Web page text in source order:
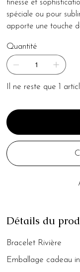
finesse et
spéciale ou pour
apporte une touche
Quantité
Il ne reste que 1
Détails du
Bracelet Rivière
Emballage cadeau